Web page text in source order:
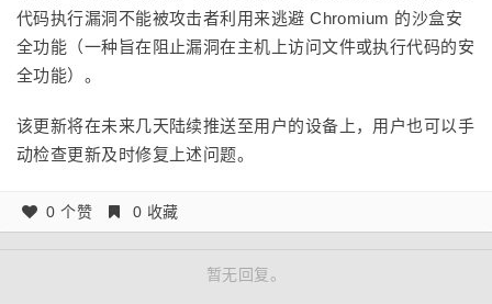
代码执行漏洞不能被攻击者利用来逃避 Chromium 的沙盒安
全功能（一种旨在阻止漏洞在主机上访问文件或执行代码的安
全功能）。
该更新将在未来几天陆续推送至用户的设备上，用户也可以手
动检查更新及时修复上述问题。
0 个赞 0 收藏
暂无回复。